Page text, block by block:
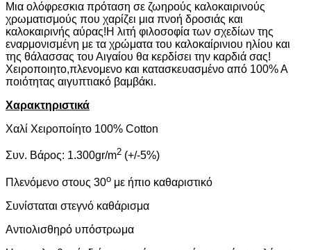
Μια ολόφρεσκια πρόταση σε ζωηρούς καλοκαιρινούς
χρωματισμούς που χαρίζει μια πνοή δροσιάς και
καλοκαιρινής αύρας!Η λιτή φιλοσοφία των σχεδίων της
εναρμονισμένη με τα χρώματα του καλοκαίρινιου ηλίου και
της θάλασσας του Αιγαίου θα κερδίσει την καρδιά σας!
Χειροποιητο,πλενομενο και κατασκευασμένο από 100% Α
ποιότητας αιγυπτιακό βαμβάκι.
Χαρακτηριστικά
Χαλί Χειροποίητο 100% Cotton
Συν. Βάρος: 1.300gr/m2 (+/-5%)
Πλενόμενο στους 30ο με ήπιο καθαριστικό
Συνίσταται στεγνό καθάρισμα
Αντιολισθηρό υπόστρωμα